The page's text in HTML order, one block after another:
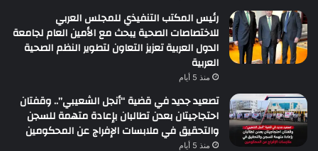
رئيس المكتب التنفيذي للمجلس العربي
للاختصاصات الصحية يبحث مع الأمين العام لجامعة
الدول العربية تعزيز التعاون لتطوير النظم الصحية
العربية
منذ 5 أيام
تصعيد جديد في قضية “أنجل الشعيبي”.. وقفتان
احتجاجيتان بعدن تطالبان بإعادة متهمة للسجن
والتحقيق في ملابسات الإفراج عن المحكومين
منذ 5 أيام